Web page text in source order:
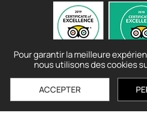
Pour garantir la meilleure
nous utilisons des cookies
ACCEPTER
© motorbikerentalcrete.com - 2021 -